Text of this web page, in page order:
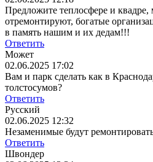
Предложите теплосфере и квадре,
отремонтируют, богатые
в память нашим и их дедам!!!
Ответить
Может
02.06.2025 17:02
Вам и парк сделать как в
толстосумов?
Ответить
Русский
02.06.2025 12:32
Незаменимые будут
Ответить
Швондер